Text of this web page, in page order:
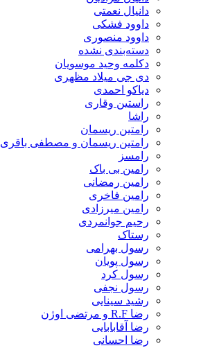
دانیال نعمتی
داوود فشکی
داوود منصوری
دسته‌بندی نشده
دکلمه وحید موسویان
دی جی میلاد مظهری
دیاکو احمدی
راستین وقاری
راشا
رامتین ریسمان
رامتین ریسمان و مصطفی باقری
رامسز
رامین بی باک
رامین رمضانی
رامین فاخری
رامین میرزادی
رحیم جوانمردی
رستاک
رسول بهرامی
رسول پویان
رسول کرد
رسول نجفی
رشید سینایی
رضا R.F و مرتضی اوژن
رضا آقابابایی
رضا احسانی